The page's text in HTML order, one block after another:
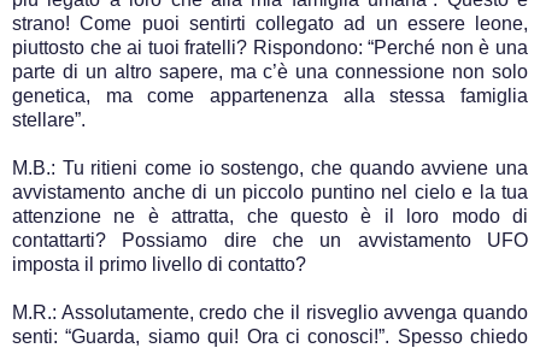
strano! Come puoi sentirti collegato ad un essere leone,
piuttosto che ai tuoi fratelli? Rispondono: “Perché non è una
parte di un altro sapere, ma c’è una connessione non solo
genetica, ma come appartenenza alla stessa famiglia
stellare”.
M.B.: Tu ritieni come io sostengo, che quando avviene una
avvistamento anche di un piccolo puntino nel cielo e la tua
attenzione ne è attratta, che questo è il loro modo di
contattarti? Possiamo dire che un avvistamento UFO
imposta il primo livello di contatto?
M.R.: Assolutamente, credo che il risveglio avvenga quando
senti: “Guarda, siamo qui! Ora ci conosci!”. Spesso chiedo